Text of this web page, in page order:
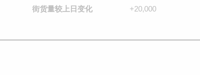
街货量较 上日变化 +20,000